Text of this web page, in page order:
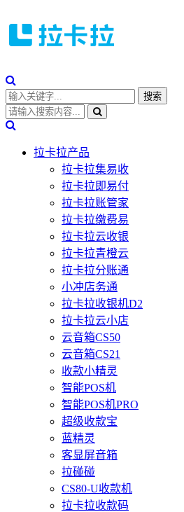
拉卡拉产品
拉卡拉集易收
拉卡拉即易付
拉卡拉账管家
拉卡拉缴费易
拉卡拉云收银
拉卡拉青橙云
拉卡拉分账通
小冲店务通
拉卡拉收银机D2
拉卡拉云小店
云音箱CS50
云音箱CS21
收款小精灵
智能POS机
智能POS机PRO
超级收款宝
蓝精灵
客显屏音箱
拉碰碰
CS80-U收款机
拉卡拉收款码